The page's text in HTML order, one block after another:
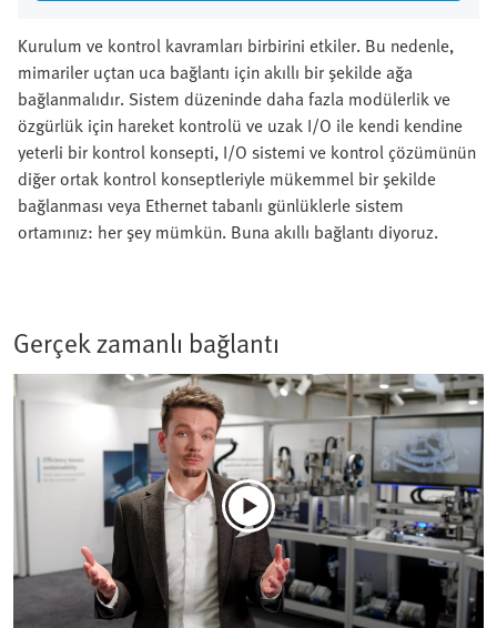
Kurulum ve kontrol kavramları birbirini etkiler. Bu nedenle,
mimariler uçtan uca bağlantı için akıllı bir şekilde ağa
bağlanmalıdır. Sistem düzeninde daha fazla modülerlik ve
özgürlük için hareket kontrolü ve uzak I/O ile kendi kendine
yeterli bir kontrol konsepti, I/O sistemi ve kontrol çözümünün
diğer ortak kontrol konseptleriyle mükemmel bir şekilde
bağlanması veya Ethernet tabanlı günlüklerle sistem
ortamınız: her şey mümkün. Buna akıllı bağlantı diyoruz.
Gerçek zamanlı bağlantı